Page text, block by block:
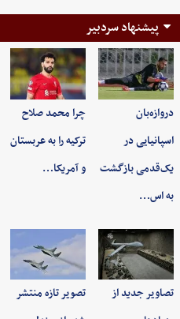
پیشنهاد سردبیر
دروازه‌بان
اسپانیایی در
یک‌قدمی بازگشت
به اس…
چرا محمد صلاح
ترکیه را به عربستان
و آمریکا…
تصاویر جدید از
تصویر تازه منتشر